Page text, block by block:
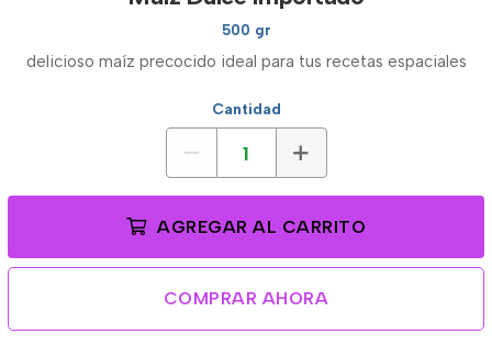
500 gr
delicioso maíz precocido ideal para tus recetas espaciales
Cantidad
AGREGAR AL CARRITO
COMPRAR AHORA